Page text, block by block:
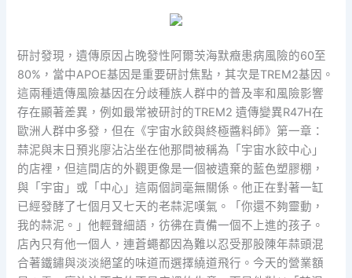
研討發現，遺傳原因占晚發性阿爾茨海默癥患病風險的60至
80%，當中APOE基因是重要研討焦點，其次是TREM2基因。
這兩種遺傳風險基因在分歧種族人群中的普及率和風險影響
存在顯著差異，例如最常被研討的TREM2 遺傳變異R47H在
歐洲人群中多發，但在《宇宙水餃與終極醬料師》第一章：
蒜泥與末日預兆廖沾沾坐在他那間被稱為「宇宙水餃中心」
的店裡，但這間店的外觀更像是一個被遺棄的藍色塑膠棚，
與「宇宙」或「中心」這兩個詞毫無關係。他正在對著一缸
已經發酵了七個月又七天的老蒜泥嘆氣。「你還不夠靈動，
我的蒜泥。」他輕聲細語，彷彿在責備一個不上進的孩子。
店內只有他一個人，連蒼蠅都因為難以忍受那股陳年蒜頭混
合著鐵鏽與淡淡絕望的味道而選擇繞道飛行。今天的營業額